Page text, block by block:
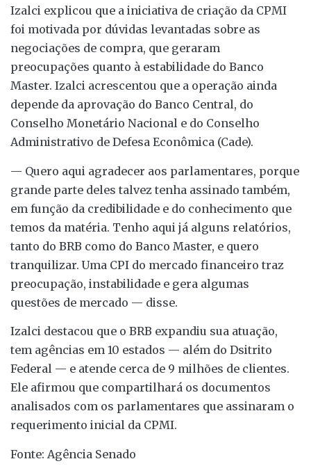
Izalci explicou que a iniciativa de criação da CPMI
foi motivada por dúvidas levantadas sobre as
negociações de compra, que geraram
preocupações quanto à estabilidade do Banco
Master. Izalci acrescentou que a operação ainda
depende da aprovação do Banco Central, do
Conselho Monetário Nacional e do Conselho
Administrativo de Defesa Econômica (Cade).
— Quero aqui agradecer aos parlamentares, porque
grande parte deles talvez tenha assinado também,
em função da credibilidade e do conhecimento que
temos da matéria. Tenho aqui já alguns relatórios,
tanto do BRB como do Banco Master, e quero
tranquilizar. Uma CPI do mercado financeiro traz
preocupação, instabilidade e gera algumas
questões de mercado — disse.
Izalci destacou que o BRB expandiu sua atuação,
tem agências em 10 estados — além do Dsitrito
Federal — e atende cerca de 9 milhões de clientes.
Ele afirmou que compartilhará os documentos
analisados com os parlamentares que assinaram o
requerimento inicial da CPMI.
Fonte: Agência Senado